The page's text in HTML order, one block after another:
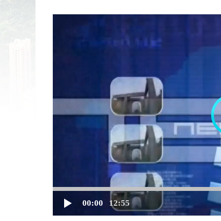
00:00 12:55